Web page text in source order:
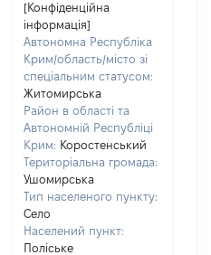
[Конфіденційна
інформація]
Автономна Республіка
Крим/область/місто зі
спеціальним статусом:
Житомирська
Район в області та
Автономній Республіці
Крим: Коростенський
Територіальна громада:
Ушомирська
Тип населеного пункту:
Село
Населений пункт:
Поліське